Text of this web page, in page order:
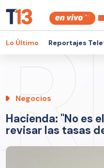
Lo Último Reportajes
Negocios
Hacienda: "No es
revisar las tasas